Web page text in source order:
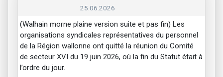
25.06.2026
(Walhain morne plaine version suite et pas fin) Les
organisations syndicales représentatives du personnel
de la Région wallonne ont quitté la réunion du Comité
de secteur XVI du 19 juin 2026, où la fin du Statut était à
l’ordre du jour.